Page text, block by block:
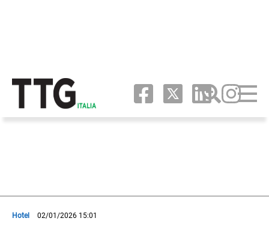
Hotel 02/01/2026 15:01